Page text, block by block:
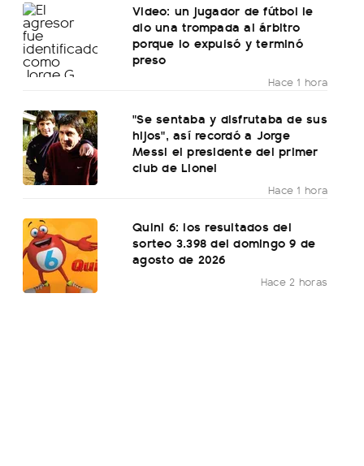
Video: un jugador de fútbol le
dio una trompada al árbitro
porque lo expulsó y terminó
preso
Hace 1 hora
"Se sentaba y disfrutaba de sus
hijos", así recordó a Jorge
Messi el presidente del primer
club de Lionel
Hace 1 hora
Quini 6: los resultados del
sorteo 3.398 del domingo 9 de
agosto de 2026
Hace 2 horas